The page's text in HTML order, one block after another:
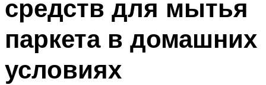
средств для мытья
паркета в домашних
условиях